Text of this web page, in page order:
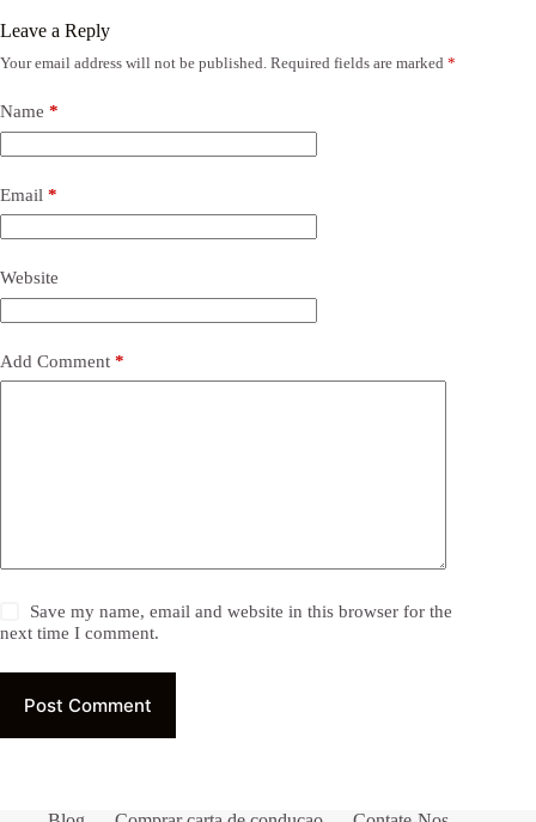
Leave a Reply
Your email address will not be published. Required fields are marked *
Name *
Email *
Website
Add Comment *
Save my name, email and website in this browser for the
next time I comment.
Post Comment